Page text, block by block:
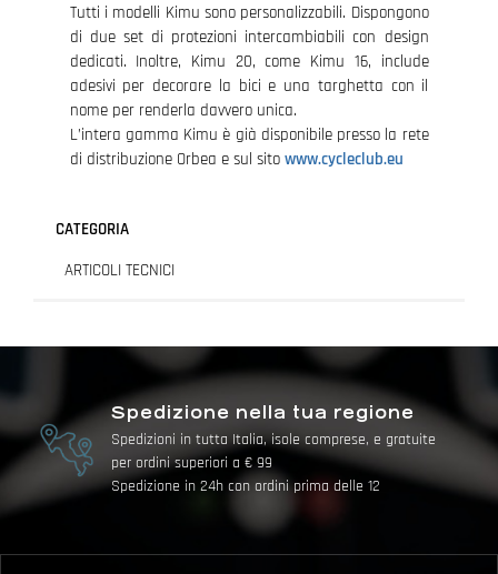
Tutti i modelli Kimu sono personalizzabili. Dispongono
di due set di protezioni intercambiabili con design
dedicati. Inoltre, Kimu 20, come Kimu 16, include
adesivi per decorare la bici e una targhetta con il
nome per renderla davvero unica.
L’intera gamma Kimu è già disponibile presso la rete
di distribuzione Orbea e sul sito www.cycleclub.eu
CATEGORIA
ARTICOLI TECNICI
Spedizione nella tua regione
Spedizioni in tutta Italia, isole comprese, e gratuite
per ordini superiori a € 99
Spedizione in 24h con ordini prima delle 12